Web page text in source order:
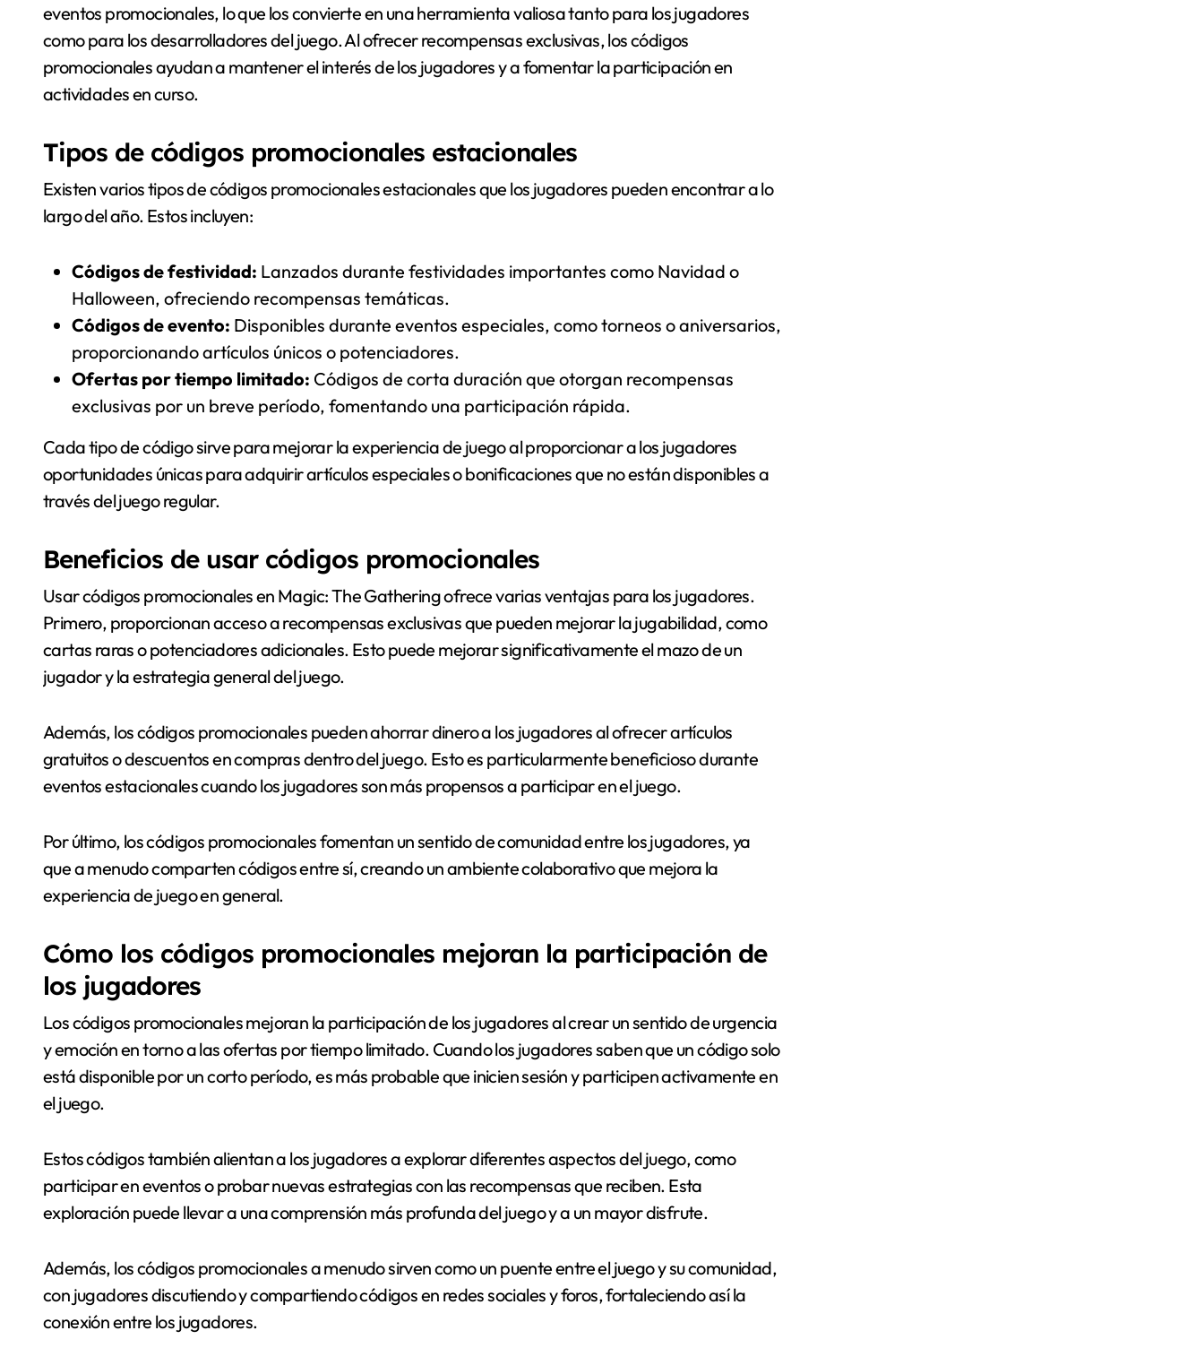
eventos promocionales, lo que los convierte en una herramienta valiosa tanto para los jugadores
como para los desarrolladores del juego. Al ofrecer recompensas exclusivas, los códigos
promocionales ayudan a mantener el interés de los jugadores y a fomentar la participación en
actividades en curso.
Tipos de códigos promocionales estacionales
Existen varios tipos de códigos promocionales estacionales que los jugadores pueden encontrar a lo
largo del año. Estos incluyen:
Códigos de festividad: Lanzados durante festividades importantes como Navidad o
Halloween, ofreciendo recompensas temáticas.
Códigos de evento: Disponibles durante eventos especiales, como torneos o aniversarios,
proporcionando artículos únicos o potenciadores.
Ofertas por tiempo limitado: Códigos de corta duración que otorgan recompensas
exclusivas por un breve período, fomentando una participación rápida.
Cada tipo de código sirve para mejorar la experiencia de juego al proporcionar a los jugadores
oportunidades únicas para adquirir artículos especiales o bonificaciones que no están disponibles a
través del juego regular.
Beneficios de usar códigos promocionales
Usar códigos promocionales en Magic: The Gathering ofrece varias ventajas para los jugadores.
Primero, proporcionan acceso a recompensas exclusivas que pueden mejorar la jugabilidad, como
cartas raras o potenciadores adicionales. Esto puede mejorar significativamente el mazo de un
jugador y la estrategia general del juego.
Además, los códigos promocionales pueden ahorrar dinero a los jugadores al ofrecer artículos
gratuitos o descuentos en compras dentro del juego. Esto es particularmente beneficioso durante
eventos estacionales cuando los jugadores son más propensos a participar en el juego.
Por último, los códigos promocionales fomentan un sentido de comunidad entre los jugadores, ya
que a menudo comparten códigos entre sí, creando un ambiente colaborativo que mejora la
experiencia de juego en general.
Cómo los códigos promocionales mejoran la participación de
los jugadores
Los códigos promocionales mejoran la participación de los jugadores al crear un sentido de urgencia
y emoción en torno a las ofertas por tiempo limitado. Cuando los jugadores saben que un código solo
está disponible por un corto período, es más probable que inicien sesión y participen activamente en
el juego.
Estos códigos también alientan a los jugadores a explorar diferentes aspectos del juego, como
participar en eventos o probar nuevas estrategias con las recompensas que reciben. Esta
exploración puede llevar a una comprensión más profunda del juego y a un mayor disfrute.
Además, los códigos promocionales a menudo sirven como un puente entre el juego y su comunidad,
con jugadores discutiendo y compartiendo códigos en redes sociales y foros, fortaleciendo así la
conexión entre los jugadores.